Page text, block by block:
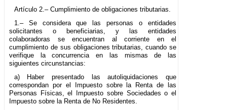
Artículo 2.– Cumplimiento de obligaciones tributarias.
1.– Se considera que las personas o entidades
solicitantes o beneficiarias, y las entidades
colaboradoras se encuentran al corriente en el
cumplimiento de sus obligaciones tributarias, cuando se
verifique la concurrencia en las mismas de las
siguientes circunstancias:
a) Haber presentado las autoliquidaciones que
correspondan por el Impuesto sobre la Renta de las
Personas Físicas, el Impuesto sobre Sociedades o el
Impuesto sobre la Renta de No Residentes.